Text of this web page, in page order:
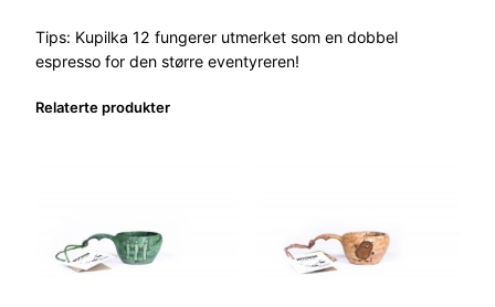
p
J
Tips: Kupilka 12 fungerer utmerket som en dobbel
espresso for den større eventyreren!
Relaterte produkter